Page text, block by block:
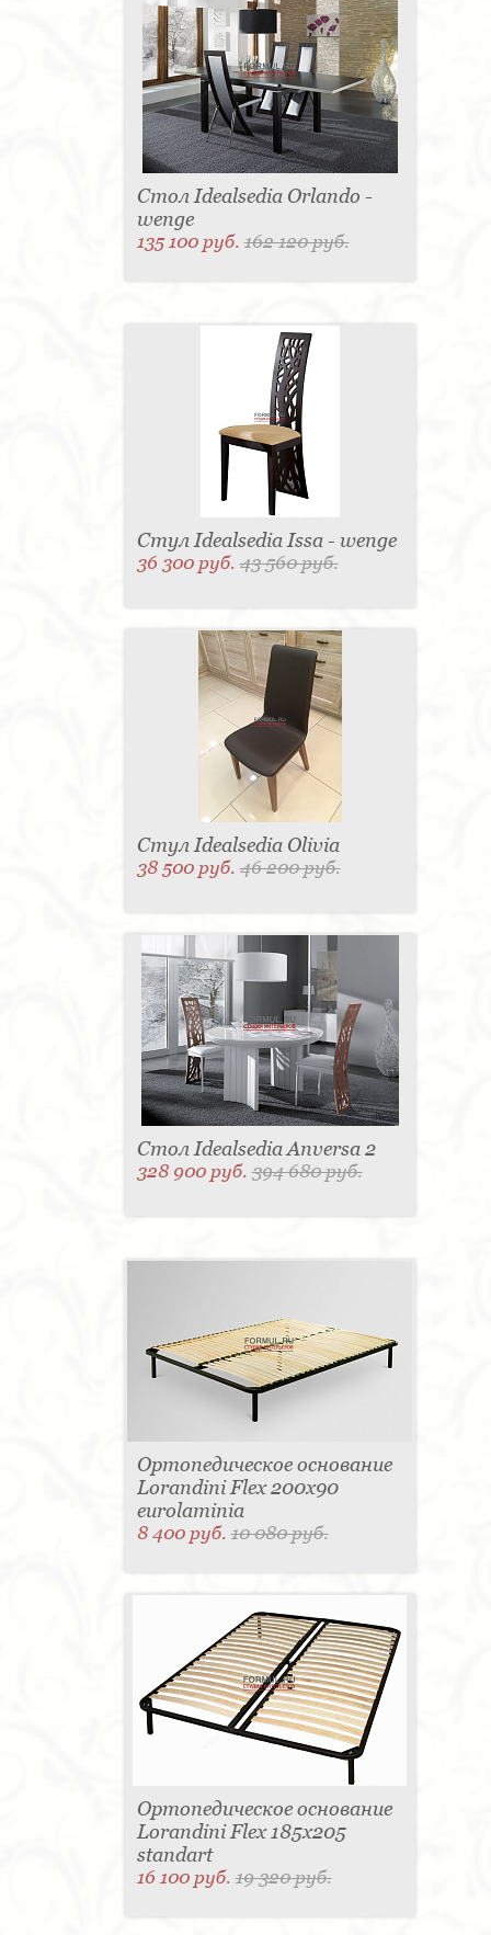
Стол Idealsedia Orlando -
wenge
135 100 руб.162 120 руб.
Стул Idealsedia Issa - wenge
36 300 руб.43 560 руб.
Стул Idealsedia Olivia
38 500 руб.46 200 руб.
Стол Idealsedia Anversa 2
328 900 руб.394 680 руб.
Ортопедическое основание
Lorandini Flex 200x90
eurolaminia
8 400 руб.10 080 руб.
Ортопедическое основание
Lorandini Flex 185x205
standart
16 100 руб.19 320 руб.